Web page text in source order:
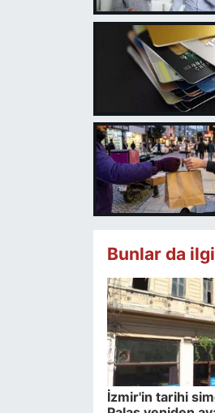
Bunlar da
İzmir'in tarihi